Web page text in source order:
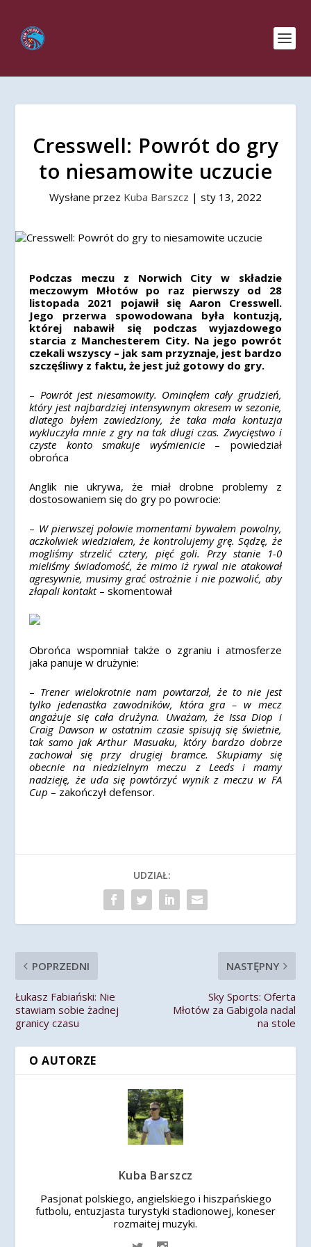
Cresswell: Powrót do gry
to niesamowite uczucie
Wysłane przez Kuba Barszcz | sty 13, 2022
Podczas meczu z Norwich City w składzie
meczowym Młotów po raz pierwszy od 28
listopada 2021 pojawił się Aaron Cresswell.
Jego przerwa spowodowana była kontuzją,
której nabawił się podczas wyjazdowego
starcia z Manchesterem City. Na jego powrót
czekali wszyscy – jak sam przyznaje, jest bardzo
szczęśliwy z faktu, że jest już gotowy do gry.
– Powrót jest niesamowity. Ominąłem cały grudzień,
który jest najbardziej intensywnym okresem w sezonie,
dlatego byłem zawiedziony, że taka mała kontuzja
wykluczyła mnie z gry na tak długi czas. Zwycięstwo i
czyste konto smakuje wyśmienicie– powiedział
obrońca
Anglik nie ukrywa, że miał drobne problemy z
dostosowaniem się do gry po powrocie:
– W pierwszej połowie momentami bywałem powolny,
aczkolwiek wiedziałem, że kontrolujemy grę. Sądzę, że
mogliśmy strzelić cztery, pięć goli. Przy stanie 1-0
mieliśmy świadomość, że mimo iż rywal nie atakował
agresywnie, musimy grać ostrożnie i nie pozwolić, aby
złapali kontakt– skomentował
Obrońca wspomniał także o zgraniu i atmosferze
jaka panuje w drużynie:
– Trener wielokrotnie nam powtarzał, że to nie jest
tylko jedenastka zawodników, która gra – w mecz
angażuje się cała drużyna. Uważam, że Issa Diop i
Craig Dawson w ostatnim czasie spisują się świetnie,
tak samo jak Arthur Masuaku, który bardzo dobrze
zachował się przy drugiej bramce. Skupiamy się
obecnie na niedzielnym meczu z Leeds i mamy
nadzieję, że uda się powtórzyć wynik z meczu w FA
Cup – zakończył defensor.
UDZIAŁ:
POPRZEDNI
Łukasz Fabiański: Nie
stawiam sobie żadnej
granicy czasu
NASTĘPNY
Sky Sports: Oferta
Młotów za Gabigola nadal
na stole
O AUTORZE
Kuba Barszcz
Pasjonat polskiego, angielskiego i hiszpańskiego
futbolu, entuzjasta turystyki stadionowej, koneser
rozmaitej muzyki.